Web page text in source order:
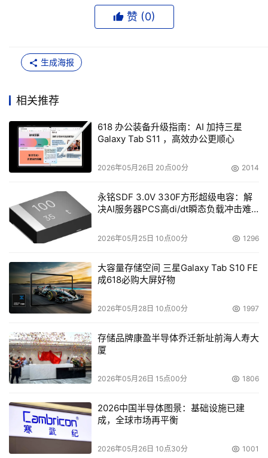
上述流程本质上是通过收集客户的需求信息，再经过专家经
积累的业务经验和人的逻辑判断能力，但完全依赖专家法有
一定的局限性：
人工经验可能存在偏见（bias），忽略或放大某些影
响销量的因素，例如总部调整销售计划时可能高估营销
专家法有较高的时间成本，无法对大量商品进行预测，
例如对于一些销量很小的品规，地区销售可能选择忽
略，不花时间采集信息。
数据驱动的销量预测可以解决上述问题。数据驱动的销量预
测是指利用算法挖掘大量历史数据中可复现的规律，再用这
些规律建立模型预测未来销量（图1）。
赞 (0)
生成海报
相关推荐
618 办公装备升级指南：AI 加持三星
Galaxy Tab S11 ，高效办公更顺心
2026年05月26日 20点00分 2014
永铭SDF 3.0V 330F方形超级电容：解
决AI服务器PCS高di/dt瞬态负载冲击难
2026年05月25日 10点00分 1296
大容量存储空间 三星Galaxy Tab S10 FE
成618必购大屏好物
2026年05月28日 10点00分 1997
存储品牌康盈半导体乔迁新址前海人寿大
厦
2026年05月26日 15点00分 1806
2026中国半导体图景：基础设施已建
成，全球市场再平衡
2026年05月26日 10点30分 1001